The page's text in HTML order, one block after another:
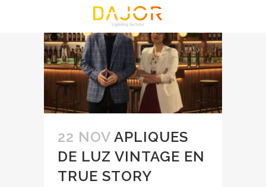
22 NOV APLIQUES
DE LUZ VINTAGE EN
TRUE STORY